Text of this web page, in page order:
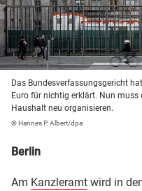
Das Bundesverfassungsgericht
Euro für nichtig erklärt. Nun
Haushalt neu organisieren.
© Hannes P. Albert/dpa
Berlin
Am Kanzleramt wird in